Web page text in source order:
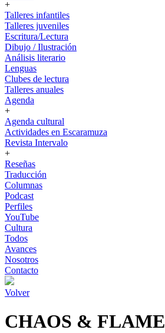
+
Talleres infantiles
Talleres juveniles
Escritura/Lectura
Dibujo / Ilustración
Análisis literario
Lenguas
Clubes de lectura
Talleres anuales
Agenda
+
Agenda cultural
Actividades en Escaramuza
Revista Intervalo
+
Reseñas
Traducción
Columnas
Podcast
Perfiles
YouTube
Cultura
Todos
Avances
Nosotros
Contacto
Volver
CHAOS & FLAME